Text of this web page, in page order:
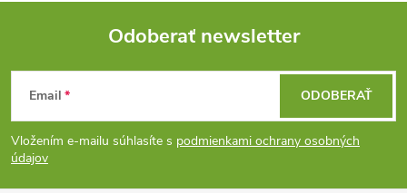
Z
á
p
Odoberať newsletter
Email
Vložením e-mailu súhlasíte s podmienkami ochrany osobných
údajov
ODOBERAŤ